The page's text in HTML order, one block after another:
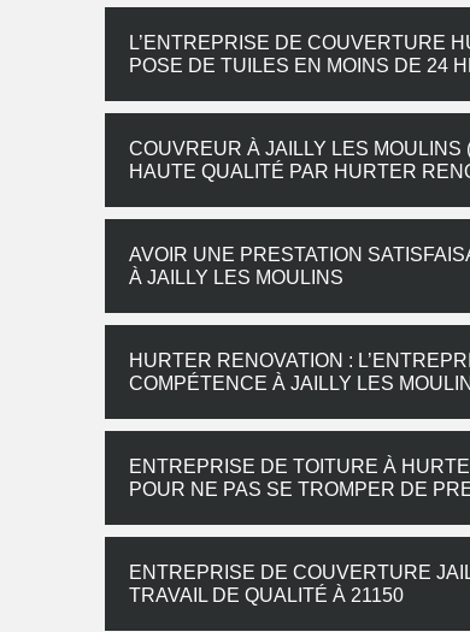
L’ENTREPRISE DE COUVERTURE
POSE DE TUILES EN MOINS DE 24
COUVREUR À JAILLY LES
HAUTE QUALITÉ PAR HURTER
AVOIR UNE PRESTATION
À JAILLY LES MOULINS
HURTER RENOVATION :
COMPÉTENCE À JAILLY LES
ENTREPRISE DE TOITURE À
POUR NE PAS SE TROMPER DE
ENTREPRISE DE COUVERTURE
TRAVAIL DE QUALITÉ À 21150